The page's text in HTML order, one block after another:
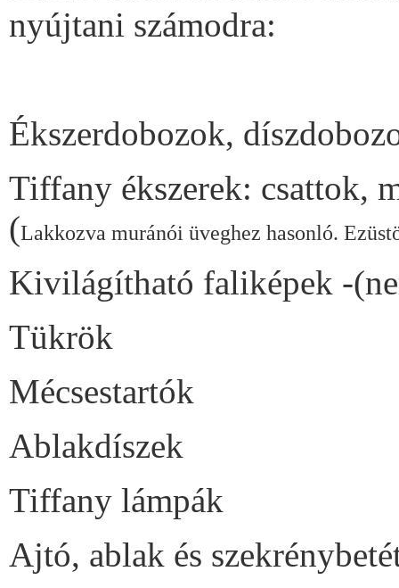
nyújtani számodra:
Ékszerdobozok,
Tiffany ékszerek: csattok,
(Lakkozva muránói üveghez hasonló.
Kivilágítható faliképek -
Tükrök
Mécsestartók
Ablakdíszek
Tiffany lámpák
Ajtó, ablak és